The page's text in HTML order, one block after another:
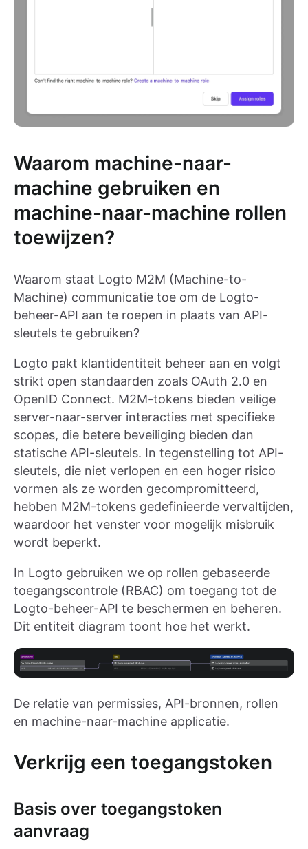
Waarom machine-naar-
machine gebruiken en
machine-naar-machine rollen
toewijzen?
Waarom staat Logto M2M (Machine-to-
Machine) communicatie toe om de Logto-
beheer-API aan te roepen in plaats van API-
sleutels te gebruiken?
Logto pakt klantidentiteit beheer aan en volgt
strikt open standaarden zoals OAuth 2.0 en
OpenID Connect. M2M-tokens bieden veilige
server-naar-server interacties met specifieke
scopes, die betere beveiliging bieden dan
statische API-sleutels. In tegenstelling tot API-
sleutels, die niet verlopen en een hoger risico
vormen als ze worden gecompromitteerd,
hebben M2M-tokens gedefinieerde vervaltijden,
waardoor het venster voor mogelijk misbruik
wordt beperkt.
In Logto gebruiken we op rollen gebaseerde
toegangscontrole (RBAC) om toegang tot de
Logto-beheer-API te beschermen en beheren.
Dit entiteit diagram toont hoe het werkt.
De relatie van permissies, API-bronnen, rollen
en machine-naar-machine applicatie.
Verkrijg een toegangstoken
Basis over toegangstoken
aanvraag